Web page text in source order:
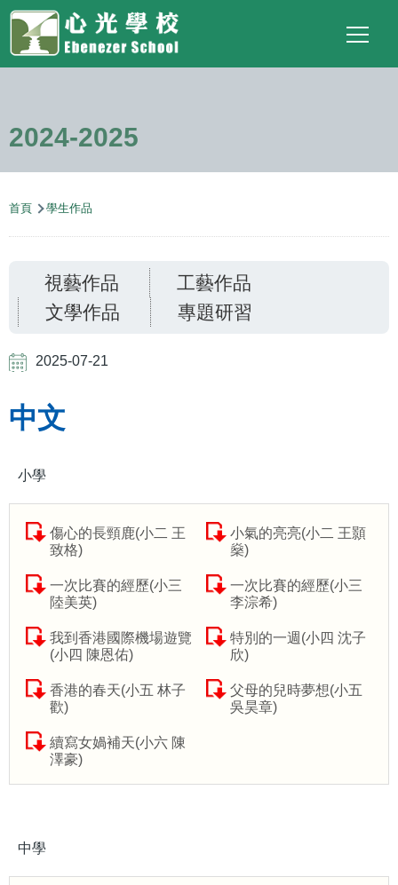
移至主內容
Top
Social
Link
Language
switcher
Main
navigation
2024-2025
導
首頁 學生作品
視藝作品
工藝作品
文學作品
專題研習
2025-07-21
中文
小學
傷心的長頸鹿(小二 王
致格)
小氣的亮亮(小二 王顥
燊)
一次比賽的經歷(小三
陸美英)
一次比賽的經歷(小三
李淙希)
我到香港國際機場遊覽
(小四 陳恩佑)
特別的一週(小四 沈子
欣)
香港的春天(小五 林子
歡)
父母的兒時夢想(小五
吳昊章)
續寫女媧補天(小六 陳
澤豪)
中學